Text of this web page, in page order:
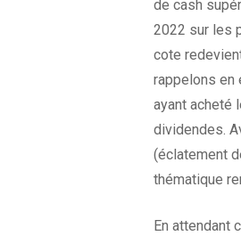
de cash
2022 sur les
cote
rappelons en
ayant acheté
dividendes.
(éclatement
thématique
En attendant